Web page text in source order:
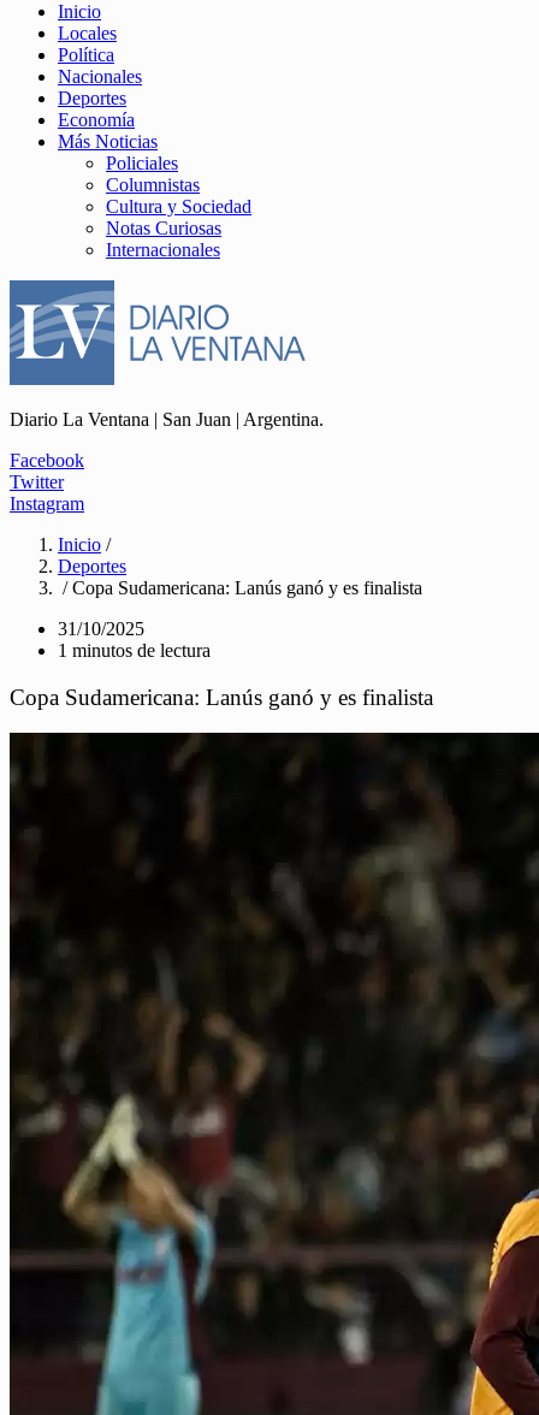
Inicio
Locales
Política
Nacionales
Deportes
Economía
Más Noticias
Policiales
Columnistas
Cultura y Sociedad
Notas Curiosas
Internacionales
Diario La Ventana | San Juan | Argentina.
Facebook
Twitter
Instagram
Inicio /
Deportes
/ Copa Sudamericana: Lanús ganó y es finalista
31/10/2025
1 minutos de lectura
Copa Sudamericana: Lanús ganó y es finalista